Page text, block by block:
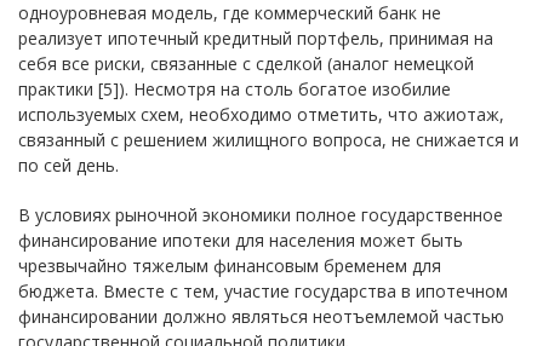
одноуровневая модель, где коммерческий банк не
реализует ипотечный кредитный портфель, принимая на
себя все риски, связанные с сделкой (аналог немецкой
практики [5]). Несмотря на столь богатое изобилие
используемых схем, необходимо отметить, что ажиотаж,
связанный с решением жилищного вопроса, не снижается и
по сей день.
В условиях рыночной экономики полное государственное
финансирование ипотеки для населения может быть
чрезвычайно тяжелым финансовым бременем для
бюджета. Вместе с тем, участие государства в ипотечном
финансировании должно являться неотъемлемой частью